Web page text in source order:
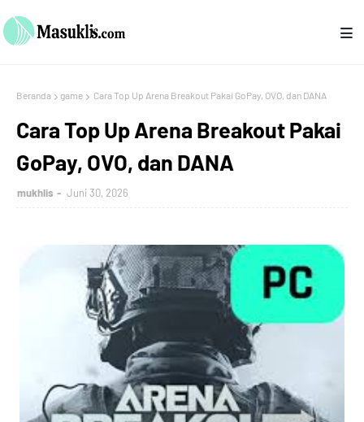
Beranda game Cara Top Up Arena Breakout Pakai GoPay, OVO, dan DANA
Cara Top Up Arena Breakout Pakai
GoPay, OVO, dan DANA
mukhlis Juni 30, 2026